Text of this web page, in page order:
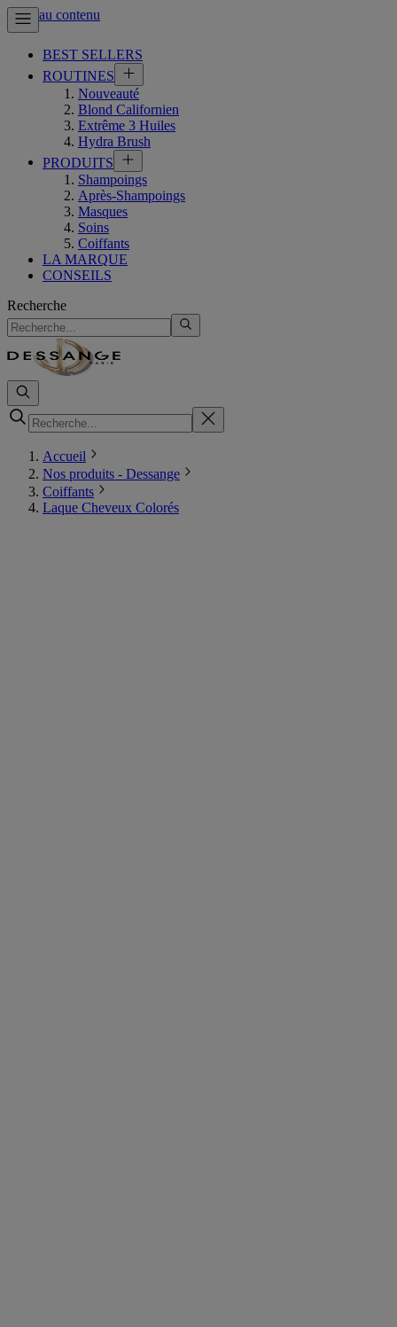
Aller au contenu
BEST SELLERS
ROUTINES
Nouveauté
Blond Californien
Extrême 3 Huiles
Hydra Brush
PRODUITS
Shampoings
Après-Shampoings
Masques
Soins
Coiffants
LA MARQUE
CONSEILS
Recherche
Accueil
Nos produits - Dessange
Coiffants
Laque Cheveux Colorés